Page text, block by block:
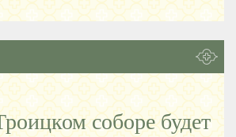
соборе будет